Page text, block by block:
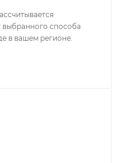
выбранного способа
в вашем регионе.